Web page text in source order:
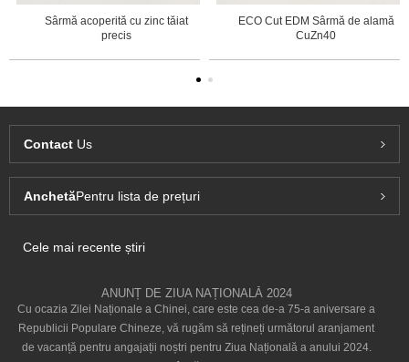
Sârmă acoperită cu zinc tăiat
precis
ECO Cut EDM Sârmă de alamă
CuZn40
Contact Us
AnchetăPentru lista de prețuri
Cele mai recente știri
ANUNȚ DE ZIUA NAȚIONALĂ 2024
Cu ocazia Zilei Naționale a Chinei, care este cea de-a 75-a aniversare a
Republicii Populare Chineze, vă rugăm să rețineți următorul aranjament
de vacanță pentru angajații noștri pentru Ziua Națională a anului 2024.